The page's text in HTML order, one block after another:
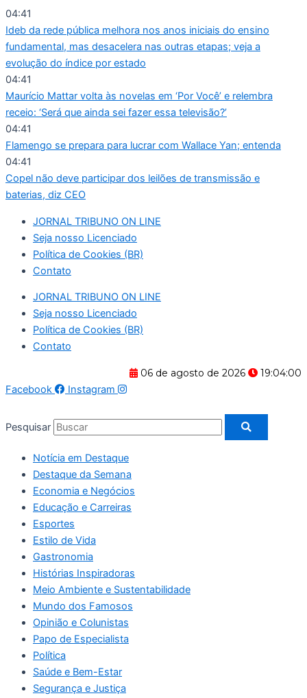
Ir
para
o
conteúdo
04:41
Ideb da rede pública melhora nos anos iniciais do ensino
fundamental, mas desacelera nas outras etapas; veja a
evolução do índice por estado
04:41
Maurício Mattar volta às novelas em ‘Por Você’ e relembra
receio: ‘Será que ainda sei fazer essa televisão?’
04:41
Flamengo se prepara para lucrar com Wallace Yan; entenda
04:41
Copel não deve participar dos leilões de transmissão e
baterias, diz CEO
JORNAL TRIBUNO ON LINE
Seja nosso Licenciado
Política de Cookies (BR)
Contato
JORNAL TRIBUNO ON LINE
Seja nosso Licenciado
Política de Cookies (BR)
Contato
06 de agosto de 2026
19:04:00
Facebook
Instagram
Pesquisar
Notícia em Destaque
Destaque da Semana
Economia e Negócios
Educação e Carreiras
Esportes
Estilo de Vida
Gastronomia
Histórias Inspiradoras
Meio Ambiente e Sustentabilidade
Mundo dos Famosos
Opinião e Colunistas
Papo de Especialista
Política
Saúde e Bem-Estar
Segurança e Justiça